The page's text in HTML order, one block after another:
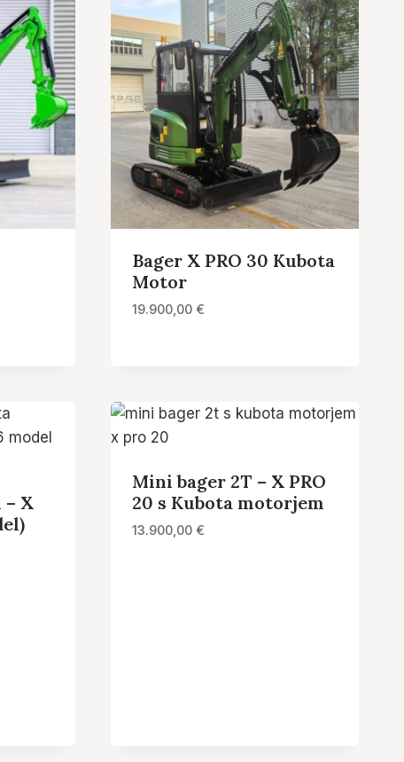
Bager X PRO 30 Kubota
Motor
19.900,00 €
X
Mini bager 2T – X PRO
20 s Kubota motorjem
13.900,00 €